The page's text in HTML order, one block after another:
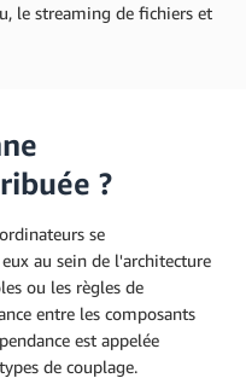
le streaming de fichiers et
?
se
au sein de l'architecture
ou les règles de
entre les composants
est appelée
de couplage.